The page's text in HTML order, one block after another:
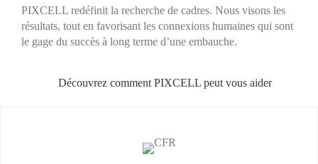
PIXCELL redéfinit la recherche de cadres. Nous visons les
résultats, tout en favorisant les connexions humaines qui sont
le gage du succès à long terme d’une embauche.
Découvrez comment PIXCELL peut vous aider